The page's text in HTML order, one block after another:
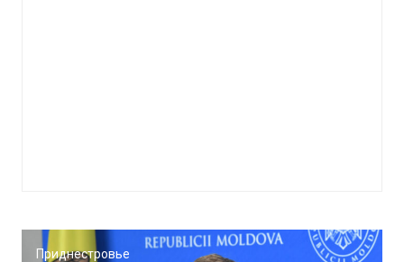
Приднестровье